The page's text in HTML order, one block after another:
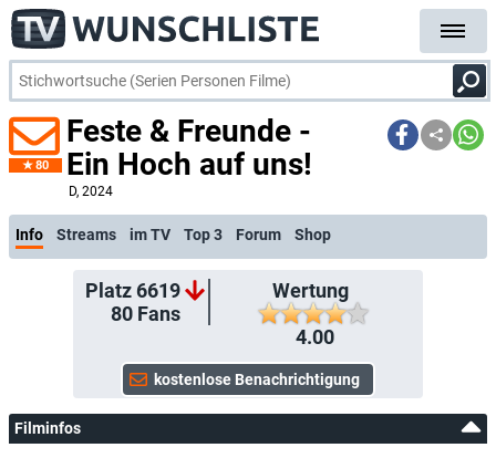
80
Feste & Freunde -
Ein Hoch auf uns!
D, 2024
Info Streams im TV Top 3 Forum Shop
Platz 6619
80Fans
Wertung
4.00
Filminfos